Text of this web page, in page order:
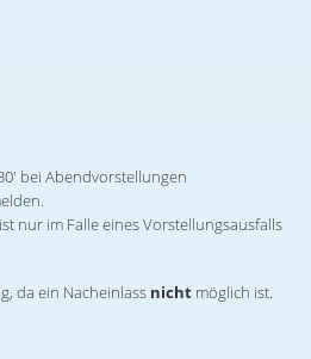
bei Abendvorstellungen
nur im Falle eines Vorstellungsausfalls
da ein Nacheinlass nicht möglich ist.